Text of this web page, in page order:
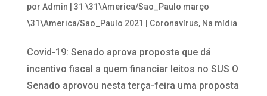
por Admin
31 \31\America/Sao_Paulo março
\31\America/Sao_Paulo 2021
Coronavírus, Na mídia
Covid-19: Senado aprova proposta que dá
incentivo fiscal a quem financiar leitos no SUS O
Senado aprovou nesta terça-feira uma proposta